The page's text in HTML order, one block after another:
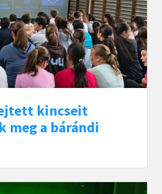
kincseit
meg a bárándi